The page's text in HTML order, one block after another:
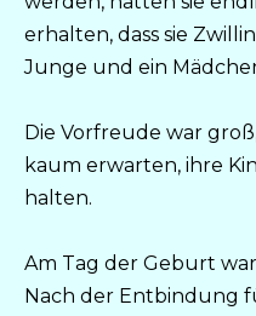
erhalten, dass sie
Junge und ein
Die Vorfreude war
kaum erwarten, ihre
halten.
Am Tag der Geburt
Nach der Entbindung